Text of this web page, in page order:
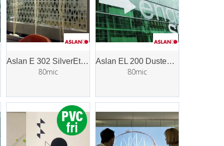
Aslan E 302 SilverEtched
80mic
Aslan EL 200 Dusted Dryapply
80mic